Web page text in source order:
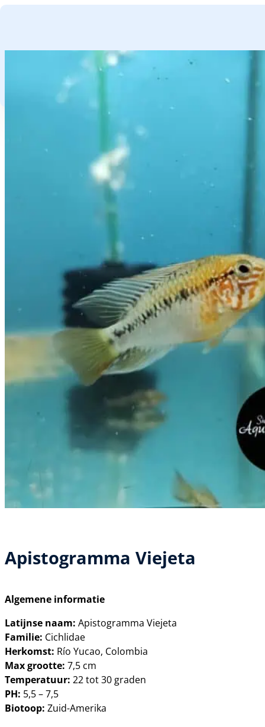
Apistogramma Viejeta
Algemene informatie
Latijnse naam: Apistogramma Viejeta
Familie: Cichlidae
Herkomst: Río Yucao, Colombia
Max grootte: 7,5 cm
Temperatuur: 22 tot 30 graden
PH: 5,5 – 7,5
Biotoop: Zuid-Amerika